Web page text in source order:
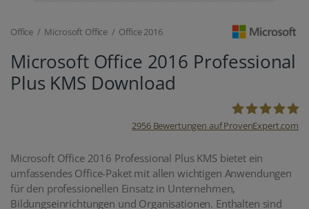
Office / Microsoft Office / Office 2016
Microsoft Office 2016 Professional
Plus KMS Download
2956Bewertungen auf ProvenExpert.com
Microsoft Office 2016 Professional Plus KMS bietet ein
umfassendes Office-Paket mit allen wichtigen Anwendungen
für den professionellen Einsatz in Unternehmen,
Bildungseinrichtungen und Organisationen. Enthalten sind